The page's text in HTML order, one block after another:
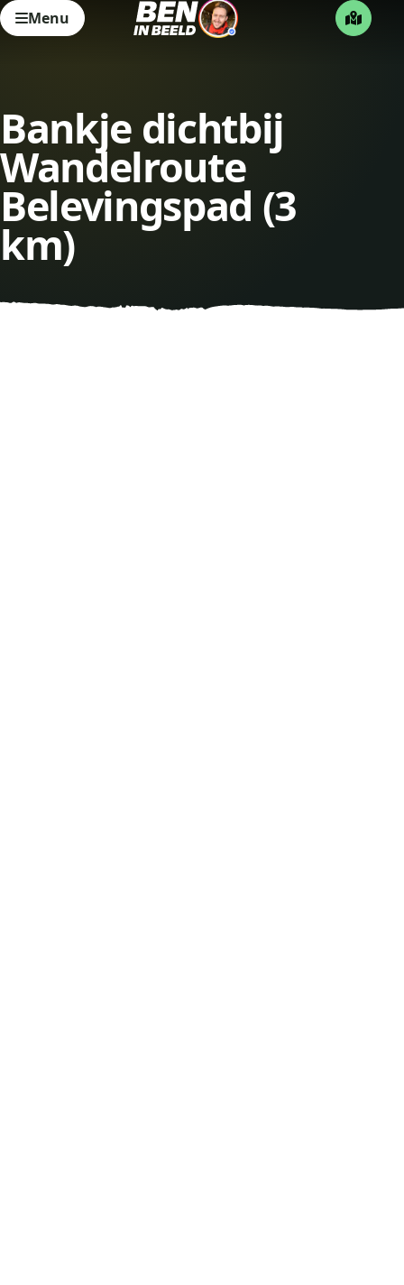
Menu
Bankje dichtbij
Wandelroute
Belevingspad (3
km)